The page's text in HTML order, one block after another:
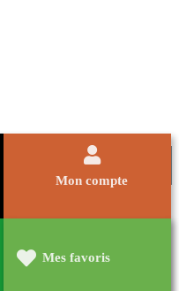
Mon compte
Mes favoris